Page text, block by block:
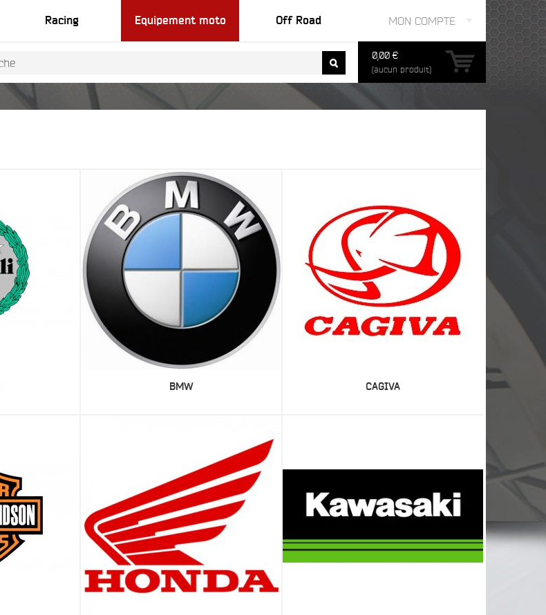
Racing Equipement moto Off Road MON COMPTE
0,00 €
(aucun produit)
BMW CAGIVA